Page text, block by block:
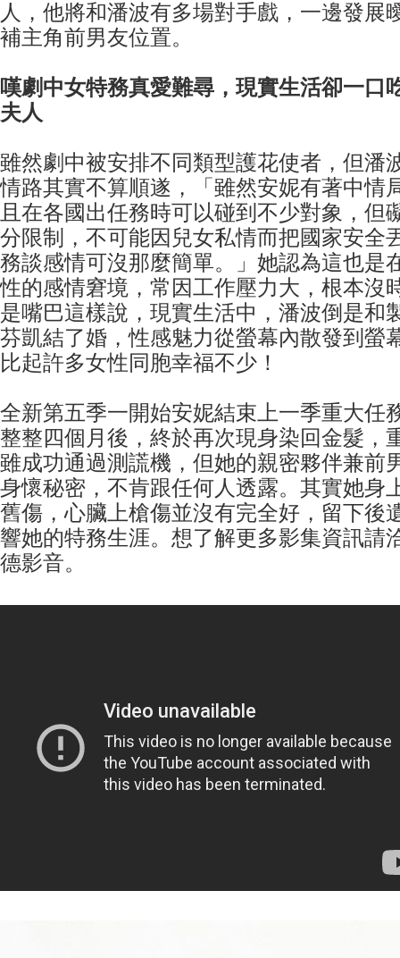
人，他將和潘波有多場對手戲，一邊發展
補主角前男友位置。
嘆劇中女特務真愛難尋，現實生活卻一口
夫人
雖然劇中被安排不同類型護花使者，但潘
情路其實不算順遂，「雖然安妮有著中情
且在各國出任務時可以碰到不少對象，但
分限制，不可能因兒女私情而把國家安全
務談感情可沒那麼簡單。」她認為這也是
性的感情窘境，常因工作壓力大，根本沒
是嘴巴這樣說，現實生活中，潘波倒是和
芬凱結了婚，性感魅力從螢幕內散發到螢
比起許多女性同胞幸福不少！
全新第五季一開始安妮結束上一季重大任
整整四個月後，終於再次現身染回金髮，
雖成功通過測謊機，但她的親密夥伴兼前
身懷秘密，不肯跟任何人透露。其實她身
舊傷，心臟上槍傷並沒有完全好，留下後
響她的特務生涯。想了解更多影集資訊請
德影音。